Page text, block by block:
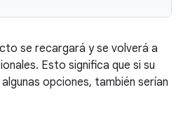
se recargará y se volverá a
Esto significa que si su
opciones, también serían